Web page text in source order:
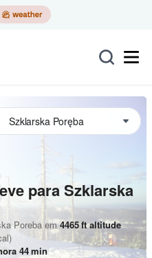
para Szklarska
Poreba em 4465ftaltitude
44min